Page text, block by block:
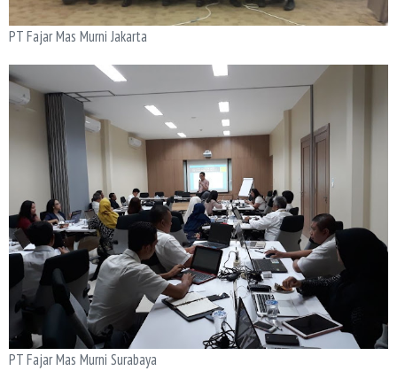
PT Fajar Mas Murni Jakarta
PT Fajar Mas Murni Surabaya